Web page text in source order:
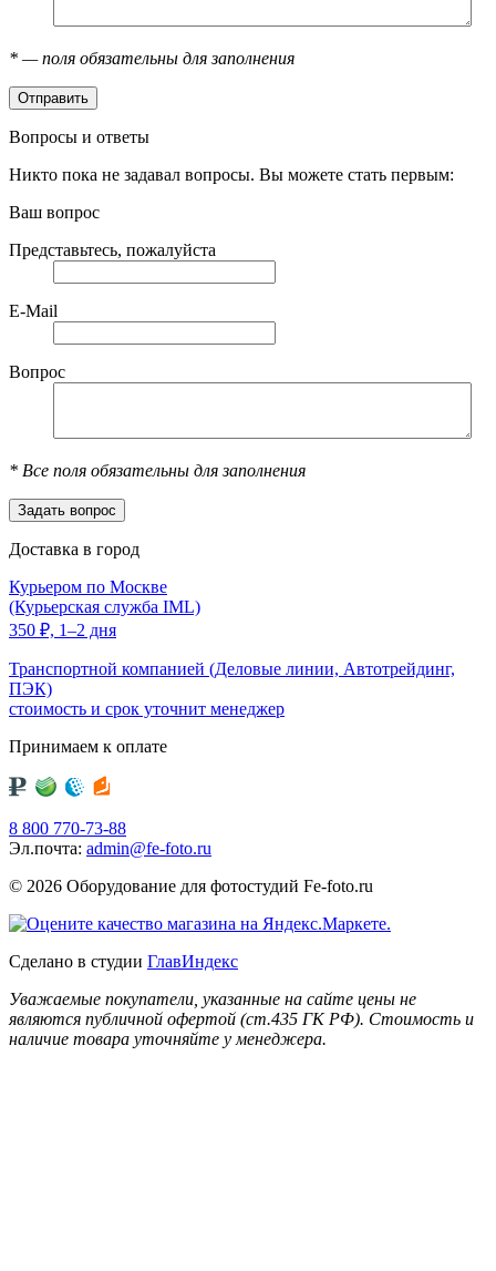
* — поля обязательны для заполнения
Вопросы и ответы
Никто пока не задавал вопросы. Вы можете стать первым:
Ваш вопрос
Представьтесь, пожалуйста
E-Mail
Вопрос
* Все поля обязательны для заполнения
Доставка в город
Курьером по Москве
(Курьерская служба IML)
350 ₽, 1–2 дня
Транспортной компанией (Деловые линии, Автотрейдинг,
ПЭК)
стоимость и срок уточнит менеджер
Принимаем к оплате
8 800 770-73-88
Эл.почта: admin@fe-foto.ru
© 2026 Оборудование для фотостудий Fe-foto.ru
Сделано в студии ГлавИндекс
Уважаемые покупатели, указанные на сайте цены не
являются публичной офертой (ст.435 ГК РФ). Стоимость и
наличие товара уточняйте у менеджера.